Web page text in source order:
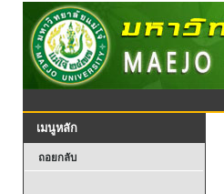
เมนูหลัก
ถอยกลับ